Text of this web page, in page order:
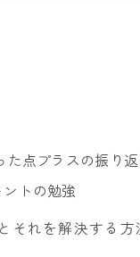
点プラスの振り返
トの勉強
れを解決する方